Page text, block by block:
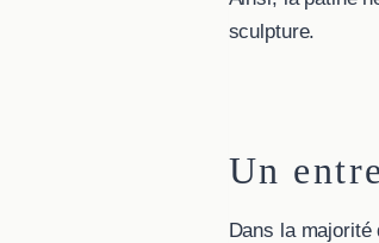
sculpture.
Un
Dans la